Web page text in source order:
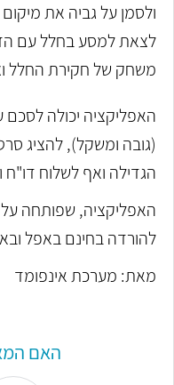
ולסמן על גביה את
לצאת למסע בחלל עם
משחק של חקירת החלל
האפליקציה יכולה
(גובה ומשקל), להציג
הגדילה ואף לשלוח
להורדה בחינם באפל
מאת: מערכת אינפומד
האם